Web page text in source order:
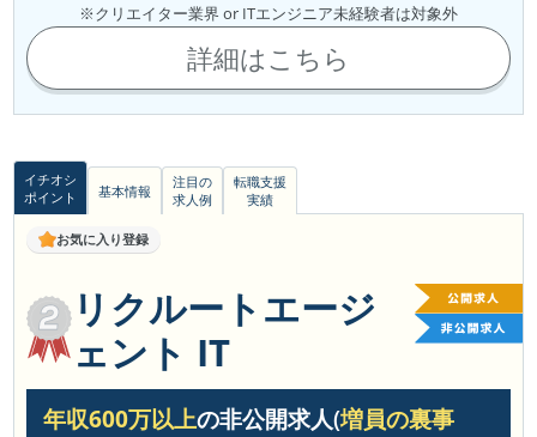
詳細はこちら
※クリエイター業界 or ITエンジニア未経験者は対象外
イチオシ
ポイント
基本情報
注目の
求人例
転職支援
実績
お気に入り登録
リクルートエージ
ェント IT
年収600万以上の非公開求人(増員の裏事